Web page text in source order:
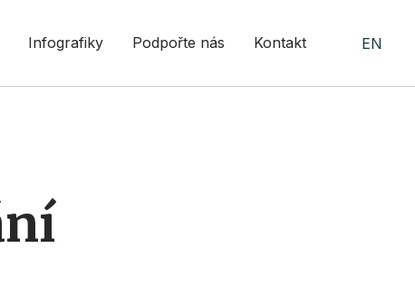
Infografiky Podpořte nás Kontakt EN